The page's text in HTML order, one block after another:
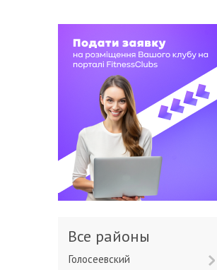
Все районы
Голосеевский